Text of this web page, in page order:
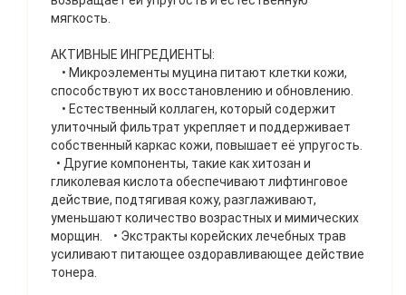
мягкость.
АКТИВНЫЕ ИНГРЕДИЕНТЫ:
• Микроэлементы муцина питают клетки кожи,
способствуют их восстановлению и обновлению.
• Естественный коллаген, который содержит
улиточный фильтрат укрепляет и поддерживает
собственный каркас кожи, повышает её упругость.
• Другие компоненты, такие как хитозан и
гликолевая кислота обеспечивают лифтинговое
действие, подтягивая кожу, разглаживают,
уменьшают количество возрастных и мимических
морщин. • Экстракты корейских лечебных трав
усиливают питающее оздоравливающее действие
тонера.